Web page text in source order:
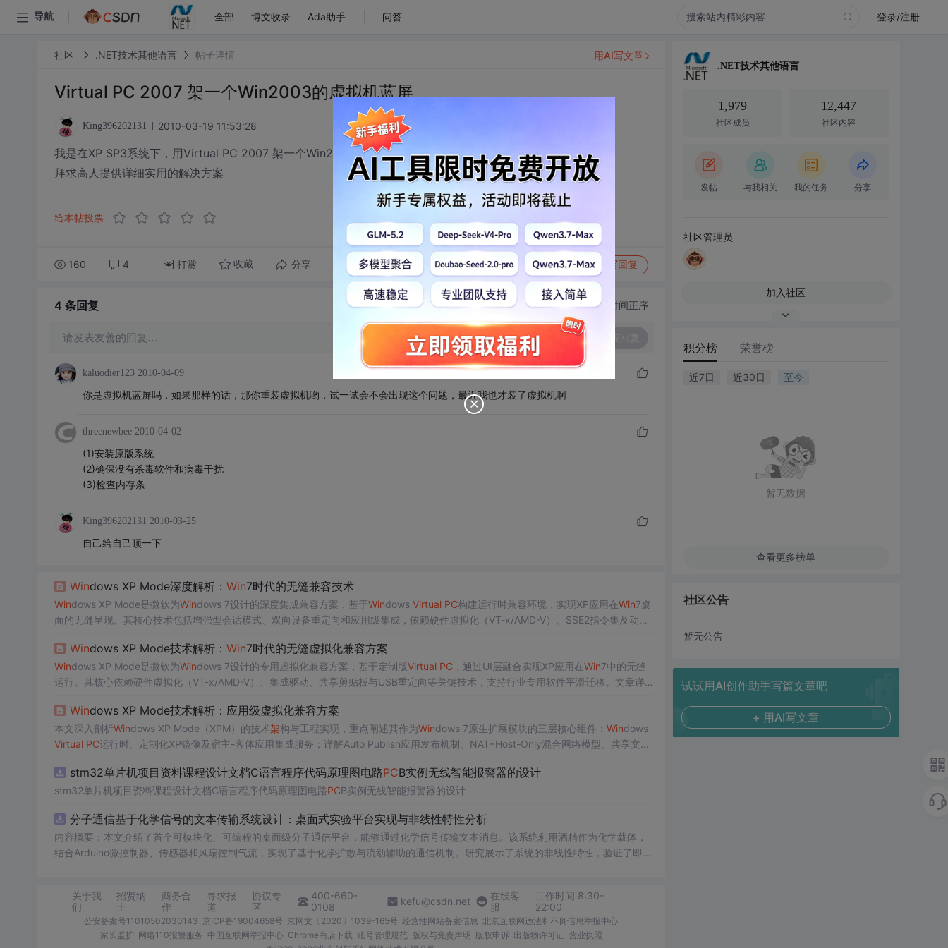
导航 全部 博文收录 Ada助手 问答 登录/注册
社区 .NET技术其他语言 帖子详情
Virtual PC 2007 架一个Win2003的虚拟机蓝屏
King396202131 2010-03-19 11:53:28
我是在XP SP3系统下，用Virtual PC 2007 架一个Win2003的虚拟机，打开后出现蓝屏,并重启。
拜求高人提供详细实用的解决方案
给本帖投票
160 4 打赏 收藏 分享 转发到动态 举报 写回复
用AI写文章
4 条回复 切换为时间正序
请发表友善的回复…
kaluodier123 2010-04-09
你是虚拟机蓝屏吗，如果那样的话，那你重装虚拟机哟，试一试会不会出现这个问题，最近我也才装了虚拟机啊
threenewbee 2010-04-02
(1)安装原版系统
(2)确保没有杀毒软件和病毒干扰
(3)检查内存条
King396202131 2010-03-25
自己给自己顶一下
Windows XP Mode深度解析： Win7时代的无缝兼容技术
Windows XP Mode是微软为Windows 7设计的深度集成兼容方案，基于Windows Virtual PC构建运行时兼容环境，实现XP应用在Win7桌
面的无缝呈现。其核心技术包括增强型会话模式、双向设备重定向和应用级集成，依赖硬件虚拟化（VT-x/AMD-V）、SSE2指令集及动态
杀、UAC劫持等典型故障。该方案虽已停用，但其无缝集成思想深刻影响了WSL、Cloud
Windows XP Mode技术解析： Win7时代的无缝虚拟化兼容方案
Windows XP Mode是微软为Windows 7设计的专用虚拟化兼容方案，基于定制版Virtual PC，通过UI层融合实现XP应用在Win7中的无缝
运行。其核心依赖硬件虚拟化（VT-x/AMD-V）、集成驱动、共享剪贴板与USB重定向等关键技术，支持行业专用软件平滑迁移。文章详
rd等现代子系统的影响。
Windows XP Mode技术解析：应用级虚拟化兼容方案
本文深入剖析Windows XP Mode（XPM）的技术架构与工程实现，重点阐述其作为Windows 7原生扩展模块的三层核心组件： Windows
Virtual PC运行时、定制化XP镜像及宿主-客体应用集成服务；详解Auto Publish应用发布机制、NAT+Host-Only混合网络模型、共享文件/
系统兼容性领域的设计思想对现代WSL、WSA等技术的深远影响。
stm32单片机项目资料课程设计文档C语言程序代码原理图电路PCB实例无线智能报警器的设计
stm32单片机项目资料课程设计文档C语言程序代码原理图电路PCB实例无线智能报警器的设计
分子通信基于化学信号的文本传输系统设计：桌面式实验平台实现与非线性特性分析
内容概要：本文介绍了首个可模块化、可编程的桌面级分子通信平台，能够通过化学信号传输文本消息。该系统利用酒精作为化学载体，
结合Arduino微控制器、传感器和风扇控制气流，实现了基于化学扩散与流动辅助的通信机制。研究展示了系统的非线性特性，验证了即使
及研究生。; 使用场景及目标：①用于教学演示和科研实验中展示分子通信的基本原理；②作为测试平台研究非线性信道建模、环境干
扰、流量调控对通信性能的影响；③推动面向管道、地下、水下或体内等电磁不可行场景的替代通信技术发展。; 阅读建议：此资源强调
理论与实践结合，建议读者关注其实验设计细节（如调制方式、协议设计、检测算法），并结合附带视频资料进行复现实验，以深入理解
关于我
们
招贤纳
士
商务合
作
寻求报
道
协议专
区
400-660-
0108
kefu@csdn.net
在线客
服
工作时间 8:30-
22:00
公安备案号11010502030143 京ICP备19004658号 京网文〔2020〕1039-165号 经营性网站备案信息 北京互联网违法和不良信息举报中心
家长监护 网络110报警服务 中国互联网举报中心 Chrome商店下载 账号管理规范 版权与免责声明 版权申诉 出版物许可证 营业执照
.NET技术其他语言
1,979
社区成员
12,447
社区内容
发帖 与我相关 我的任务 分享
社区管理员
加入社区
积分榜 荣誉榜
近7日 近30日 至今
暂无数据
查看更多榜单
社区公告
暂无公告
试试用AI创作助手写篇文章吧
+ 用AI写文章